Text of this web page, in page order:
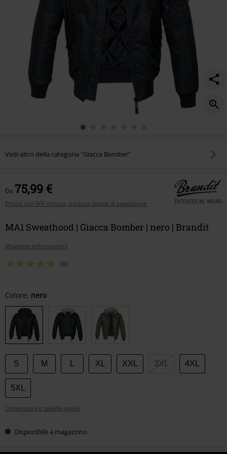
Vedi altro della categoria "Giacca Bomber"
Da 75,99 €
Prezzi con IVA inclusa, escluse spese di spedizione
MA1 Sweathood | Giacca Bomber | nero | Brandit
Maggiori informazioni
(8)
Scegli
la
tua
taglia
Colore: nero
S M XL XXL 3XL 4XL
5XL
Dimensioni e tabella taglie
Disponibile a magazzino